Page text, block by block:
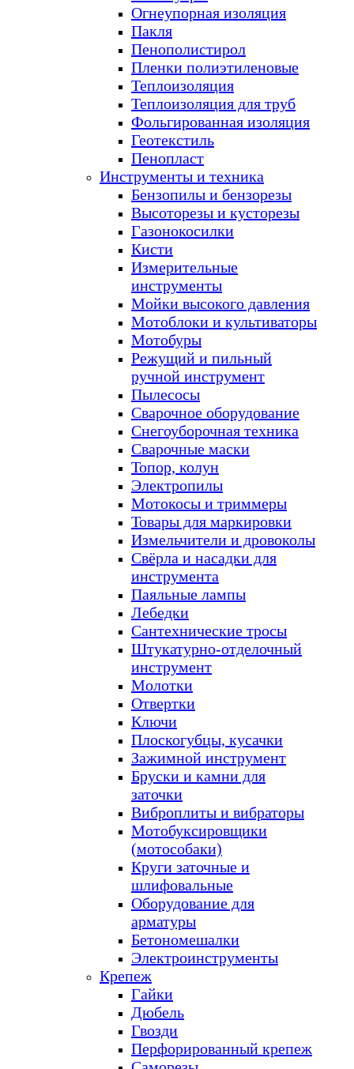
Огнеупорная изоляция
Пакля
Пенополистирол
Пленки полиэтиленовые
Теплоизоляция
Теплоизоляция для труб
Фольгированная изоляция
Геотекстиль
Пенопласт
Инструменты и техника
Бензопилы и бензорезы
Высоторезы и кусторезы
Газонокосилки
Кисти
Измерительные
инструменты
Мойки высокого давления
Мотоблоки и культиваторы
Мотобуры
Режущий и пильный
ручной инструмент
Пылесосы
Сварочное оборудование
Снегоуборочная техника
Сварочные маски
Топор, колун
Электропилы
Мотокосы и триммеры
Товары для маркировки
Измельчители и дровоколы
Свёрла и насадки для
инструмента
Паяльные лампы
Лебедки
Сантехнические тросы
Штукатурно-отделочный
инструмент
Молотки
Отвертки
Ключи
Плоскогубцы, кусачки
Зажимной инструмент
Бруски и камни для
заточки
Виброплиты и вибраторы
Мотобуксировщики
(мотособаки)
Круги заточные и
шлифовальные
Оборудование для
арматуры
Бетономешалки
Электроинструменты
Крепеж
Гайки
Дюбель
Гвозди
Перфорированный крепеж